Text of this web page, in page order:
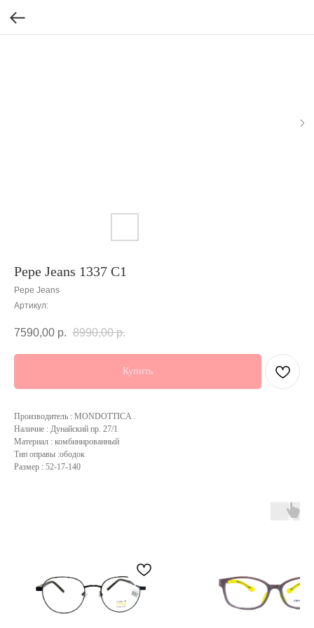
Pepe Jeans 1337 C1
Pepe Jeans
Артикул:
7590,00 р. 8990,00 р.
Купить
Производитель : MONDOTTICA .
Наличие : Дунайский пр. 27/1
Материал : комбинированный
Тип оправы :ободок
Размер : 52-17-140